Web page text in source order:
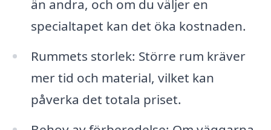
än andra, och om du väljer en
specialtapet kan det öka kostnaden.
Rummets storlek: Större rum kräver
mer tid och material, vilket kan
påverka det totala priset.